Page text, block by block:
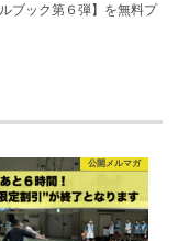
ブック第６弾】を無料プ
公開メルマガ